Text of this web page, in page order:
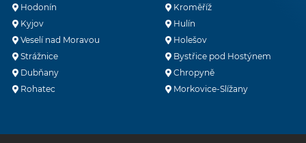
Hodonín
Kyjov
Veselí nad Moravou
Strážnice
Dubňany
Rohatec
Kroměříž
Hulín
Holešov
Bystřice pod Hostýnem
Chropyně
Morkovice-Slížany